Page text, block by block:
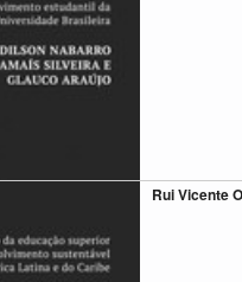
Rui Vicente